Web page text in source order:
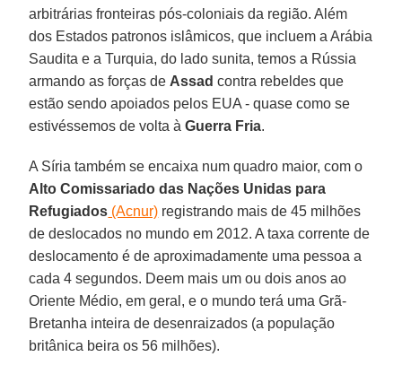
arbitrárias fronteiras pós-coloniais da região. Além
dos Estados patronos islâmicos, que incluem a Arábia
Saudita e a Turquia, do lado sunita, temos a Rússia
armando as forças de Assad contra rebeldes que
estão sendo apoiados pelos EUA - quase como se
estivéssemos de volta à Guerra Fria.
A Síria também se encaixa num quadro maior, com o
Alto Comissariado das Nações Unidas para
Refugiados (Acnur) registrando mais de 45 milhões
de deslocados no mundo em 2012. A taxa corrente de
deslocamento é de aproximadamente uma pessoa a
cada 4 segundos. Deem mais um ou dois anos ao
Oriente Médio, em geral, e o mundo terá uma Grã-
Bretanha inteira de desenraizados (a população
britânica beira os 56 milhões).